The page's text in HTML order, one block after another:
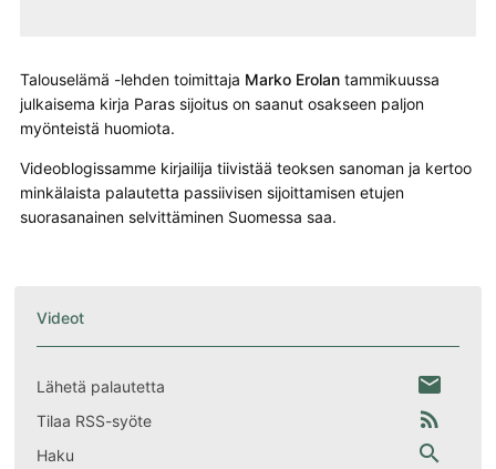
Talouselämä -lehden toimittaja Marko Erolantammikuussa
julkaisema kirja Paras sijoitus on saanut osakseen paljon
myönteistä huomiota.
Videoblogissamme kirjailija tiivistää teoksen sanoman ja kertoo
minkälaista palautetta passiivisen sijoittamisen etujen
suorasanainen selvittäminen Suomessa saa.
Videot
Lähetä palautetta email
Tilaa RSS-syöte rss_feed
Haku search